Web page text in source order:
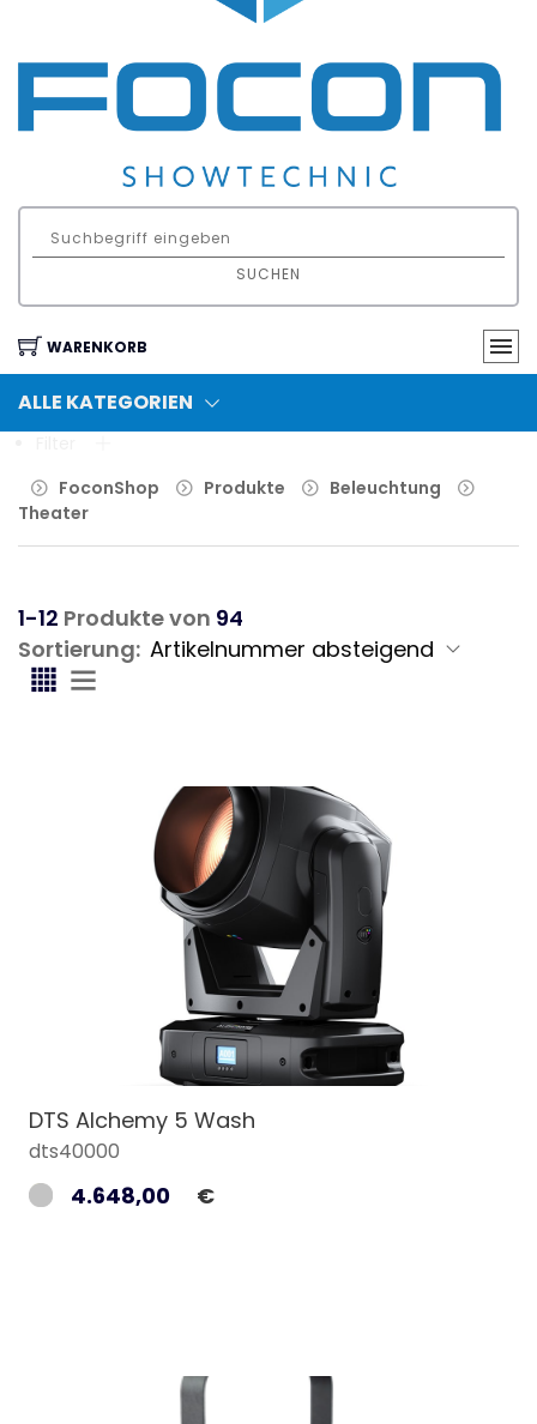
SUCHEN
WARENKORB
ALLE KATEGORIEN
FoconShop
Produkte
Beleuchtung
Theater
1-12 Produkte von 94
Sortierung:
DTS Alchemy 5 Wash
dts40000
4.648,00 €